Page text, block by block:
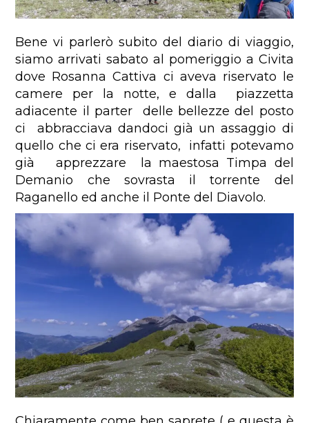
Bene vi parlerò subito del diario di viaggio,
siamo arrivati sabato al pomeriggio a Civita
dove Rosanna Cattiva ci aveva riservato le
camere per la notte, e dalla piazzetta
adiacente il parter delle bellezze del posto
ci abbracciava dandoci già un assaggio di
quello che ci era riservato, infatti potevamo
già apprezzare la maestosa Timpa del
Demanio che sovrasta il torrente del
Raganello ed anche il Ponte del Diavolo.